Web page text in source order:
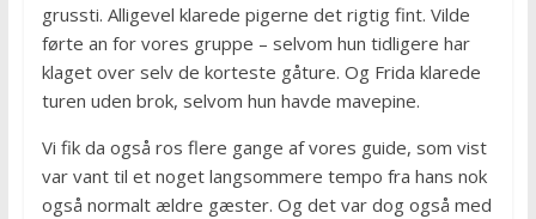
grussti. Alligevel klarede pigerne det rigtig fint. Vilde
førte an for vores gruppe – selvom hun tidligere har
klaget over selv de korteste gåture. Og Frida klarede
turen uden brok, selvom hun havde mavepine.
Vi fik da også ros flere gange af vores guide, som vist
var vant til et noget langsommere tempo fra hans nok
også normalt ældre gæster. Og det var dog også med